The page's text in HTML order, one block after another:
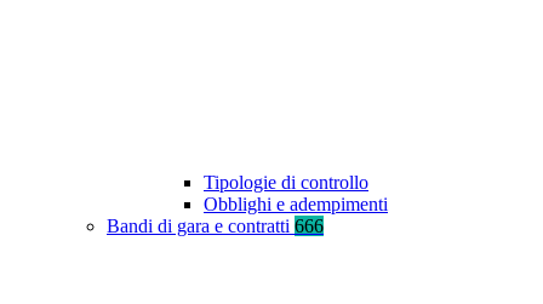
Tipologie di controllo
Obblighi e adempimenti
Bandi di gara e contratti 666